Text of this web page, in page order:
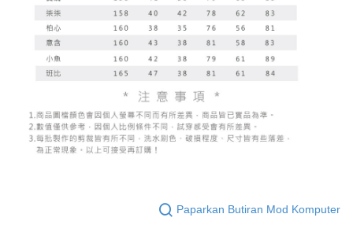
Paparkan Butiran Mod Komputer